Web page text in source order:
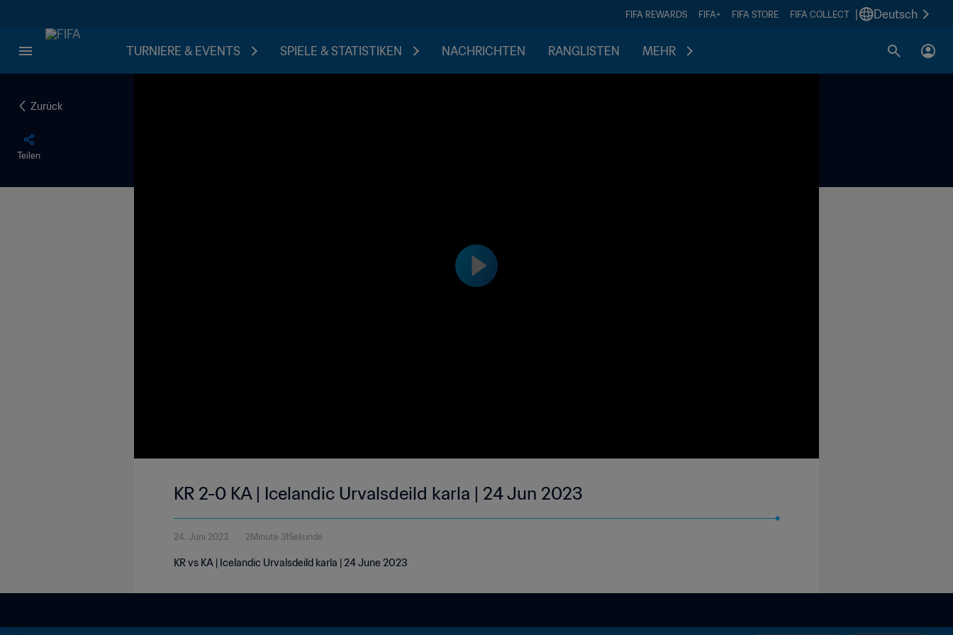
FIFA REWARDS FIFA+ FIFA STORE FIFA COLLECT Deutsch
TURNIERE & EVENTS SPIELE & STATISTIKEN NACHRICHTEN RANGLISTEN MEHR
Zurück
Teilen
KR 2-0 KA | Icelandic Urvalsdeild karla | 24 Jun 2023
24. Juni 2023 2Minute 31Sekunde
KR vs KA | Icelandic Urvalsdeild karla | 24 June 2023